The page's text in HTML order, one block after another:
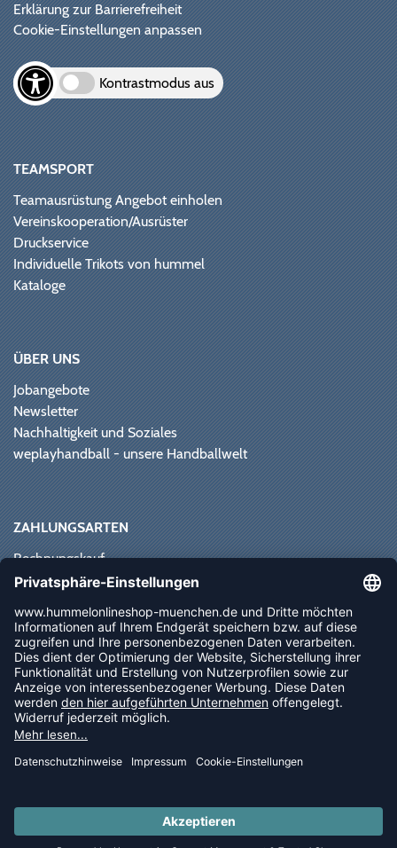
Erklärung zur Barrierefreiheit
Cookie-Einstellungen anpassen
Kontrastmodus aus
TEAMSPORT
Teamausrüstung Angebot einholen
Vereinskooperation/Ausrüster
Druckservice
Individuelle Trikots von hummel
Kataloge
ÜBER UNS
Jobangebote
Newsletter
Nachhaltigkeit und Soziales
weplayhandball - unsere Handballwelt
ZAHLUNGSARTEN
Rechnungskauf
Paypal
Vorkasse
Sofortüberweisung
NEWSLETTER